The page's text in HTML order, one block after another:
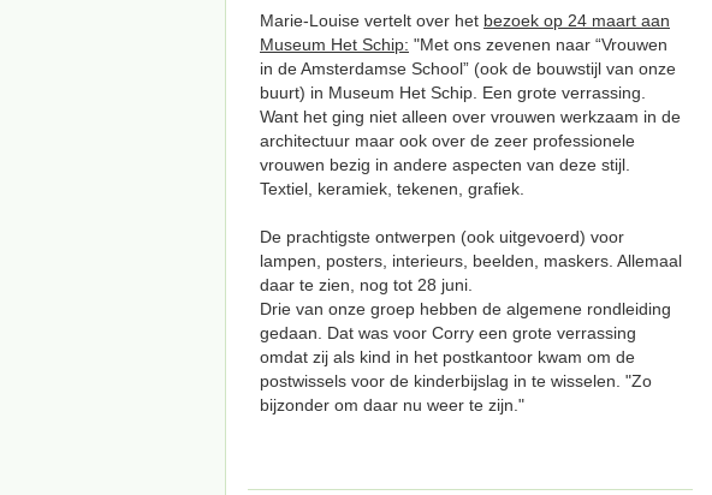
Marie-Louise vertelt over het bezoek op 24 maart aan
Museum Het Schip: "Met ons zevenen naar “Vrouwen
in de Amsterdamse School” (ook de bouwstijl van onze
buurt) in Museum Het Schip. Een grote verrassing.
Want het ging niet alleen over vrouwen werkzaam in de
architectuur maar ook over de zeer professionele
vrouwen bezig in andere aspecten van deze stijl.
Textiel, keramiek, tekenen, grafiek.
De prachtigste ontwerpen (ook uitgevoerd) voor
lampen, posters, interieurs, beelden, maskers. Allemaal
daar te zien, nog tot 28 juni.
Drie van onze groep hebben de algemene rondleiding
gedaan. Dat was voor Corry een grote verrassing
omdat zij als kind in het postkantoor kwam om de
postwissels voor de kinderbijslag in te wisselen. "Zo
bijzonder om daar nu weer te zijn."